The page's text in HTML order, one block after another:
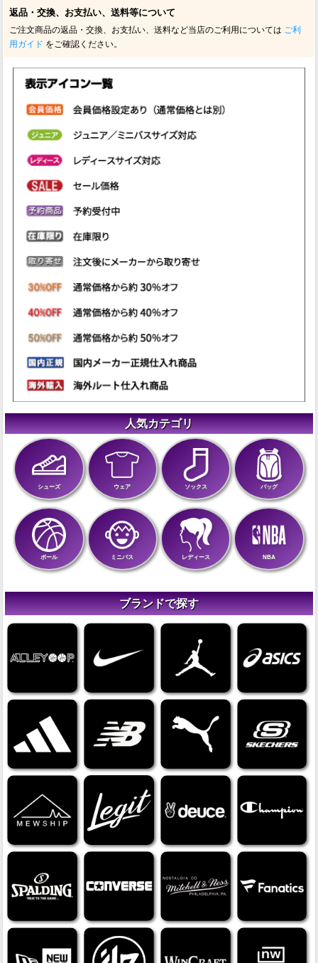
返品・交換、お支払い、送料等について
ご注文商品の返品・交換、お支払い、送料など当店のご利用については ご利
用ガイド をご確認ください。
人気カテゴリ
シューズ ウェア ソックス バッグ
ボール ミニバス レディース NBA
ブランドで探す